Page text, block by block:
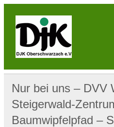
Skip
BEWEGEN! … Sport &
Nur bei uns – DVV
Steigerwald-
Baumwipfelpfad –